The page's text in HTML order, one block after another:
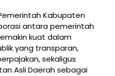
Kabupaten
antara pemerintah
kuat dalam
yang transparan,
sekaligus
Asli Daerah sebagai